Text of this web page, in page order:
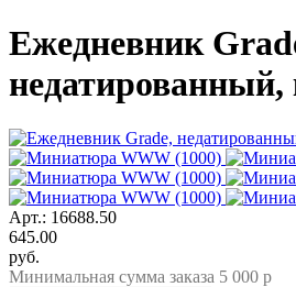
Ежедневник
Арт.: 16688.50
645.00
руб.
Минимальная сумма заказа 5 000 р